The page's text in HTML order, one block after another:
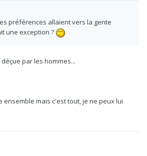
préférences allaient vers la gente
une exception ?
par les hommes...
ensemble mais c'est tout, je ne peux lui